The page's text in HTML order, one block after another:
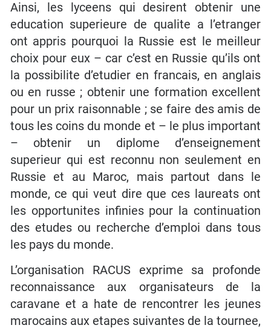
Ainsi, les lyceens qui desirent obtenir une
education superieure de qualite a l’etranger
ont appris pourquoi la Russie est le meilleur
choix pour eux – car c’est en Russie qu’ils ont
la possibilite d’etudier en francais, en anglais
ou en russe ; obtenir une formation excellent
pour un prix raisonnable ; se faire des amis de
tous les coins du monde et – le plus important
– obtenir un diplome d’enseignement
superieur qui est reconnu non seulement en
Russie et au Maroc, mais partout dans le
monde, ce qui veut dire que ces laureats ont
les opportunites infinies pour la continuation
des etudes ou recherche d’emploi dans tous
les pays du monde.
L’organisation RACUS exprime sa profonde
reconnaissance aux organisateurs de la
caravane et a hate de rencontrer les jeunes
marocains aux etapes suivantes de la tournee,